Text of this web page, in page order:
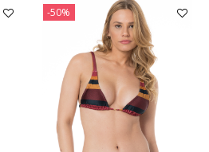
-50%